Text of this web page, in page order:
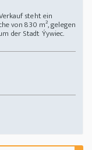
steht ein
von 830 m², gelegen
der Stadt Ýywiec.